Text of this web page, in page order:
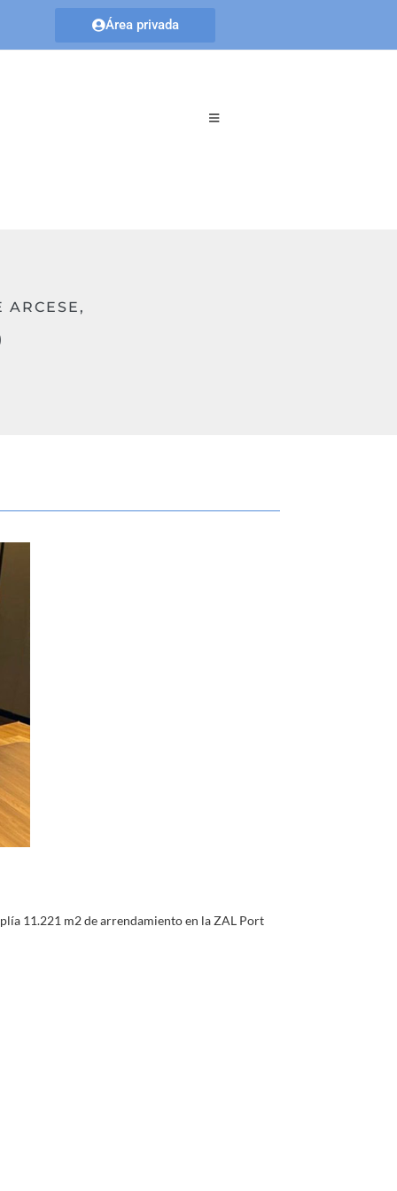
Área privada
ARCESE,
11.221 m2 de arrendamiento en la ZAL Port